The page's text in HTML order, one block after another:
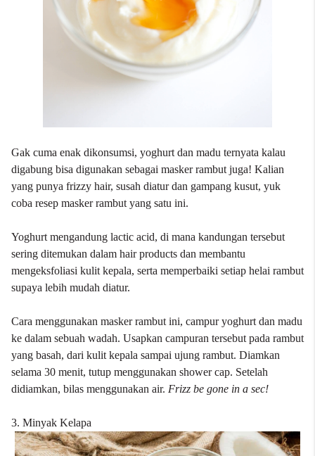
Gak cuma enak dikonsumsi, yoghurt dan madu ternyata kalau
digabung bisa digunakan sebagai masker rambut juga! Kalian
yang punya frizzy hair, susah diatur dan gampang kusut, yuk
coba resep masker rambut yang satu ini.
Yoghurt mengandung lactic acid, di mana kandungan tersebut
sering ditemukan dalam hair products dan membantu
mengeksfoliasi kulit kepala, serta memperbaiki setiap helai rambut
supaya lebih mudah diatur.
Cara menggunakan masker rambut ini, campur yoghurt dan madu
ke dalam sebuah wadah. Usapkan campuran tersebut pada rambut
yang basah, dari kulit kepala sampai ujung rambut. Diamkan
selama 30 menit, tutup menggunakan shower cap. Setelah
didiamkan, bilas menggunakan air. Frizz be gone in a sec!
3. Minyak Kelapa